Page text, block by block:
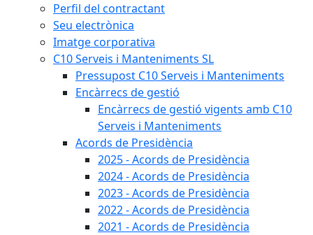
Perfil del contractant
Seu electrònica
Imatge corporativa
C10 Serveis i Manteniments SL
Pressupost C10 Serveis i Manteniments
Encàrrecs de gestió
Encàrrecs de gestió vigents amb C10
Serveis i Manteniments
Acords de Presidència
2025 - Acords de Presidència
2024 - Acords de Presidència
2023 - Acords de Presidència
2022 - Acords de Presidència
2021 - Acords de Presidència